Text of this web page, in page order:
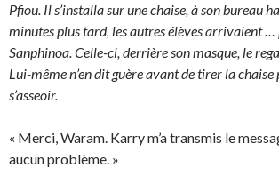
Pfiou. Il s’installa sur une chaise, à son bureau
minutes plus tard, les autres élèves arrivaient
Sanphinoa. Celle-ci, derrière son masque, le
Lui-même n’en dit guère avant de tirer la chaise
s’asseoir.
« Merci, Waram. Karry m’a transmis le
aucun problème. »